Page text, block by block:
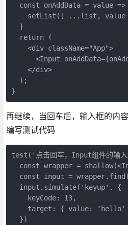
const onAddData = value =>
setList([ ...list, value
  }
  return (
    <div className="App">
<Input
    </div>
  );
}
再继续，当回车后，输入框的内
编写测试代码
test('点击回车，Input组件的输
const wrapper =
const input =
  input.simulate('keyup', {
    keyCode: 13,
target: { value: 'hello'
  })